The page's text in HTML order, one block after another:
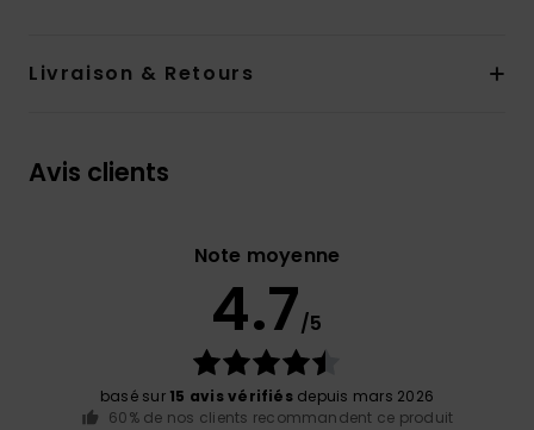
Livraison & Retours
Avis clients
Note moyenne
4.7/5
basé sur 15 avis vérifiésdepuis mars 2026
60% de nos clients recommandent ce produit